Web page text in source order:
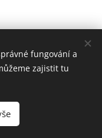
fungování a
zajistit tu